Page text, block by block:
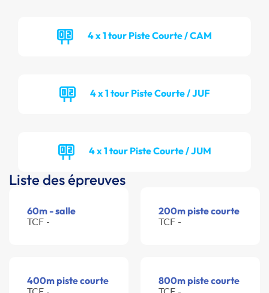
4 x 1 tour Piste Courte / CAM
4 x 1 tour Piste Courte / JUF
4 x 1 tour Piste Courte / JUM
Liste des épreuves
60m - salle
TCF -
200m piste courte
TCF -
400m piste courte 800m piste courte